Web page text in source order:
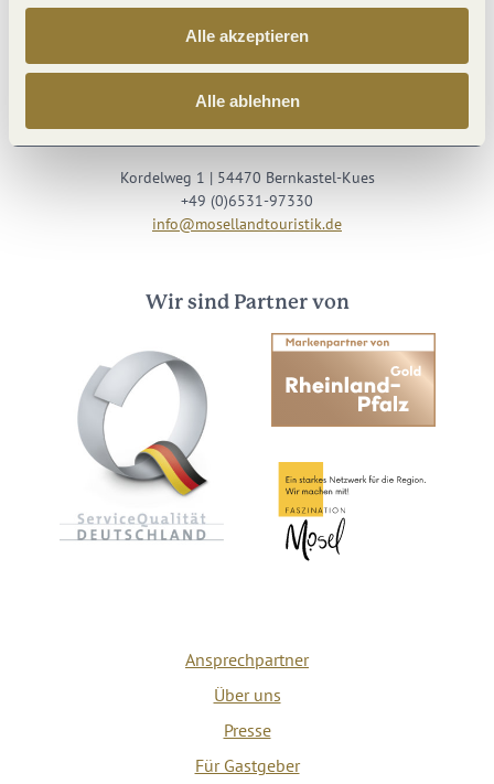
Alle akzeptieren
Alle ablehnen
Besuche uns auf
Youtube
Kordelweg 1 | 54470 Bernkastel-Kues
+49 (0)6531-97330
info@mosellandtouristik.de
Wir sind Partner von
Ansprechpartner
Über uns
Presse
Für Gastgeber